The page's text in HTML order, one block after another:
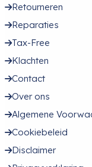
Retourneren
Reparaties
Tax-Free
Klachten
Contact
Over ons
Algemene
Cookiebeleid
Disclaimer